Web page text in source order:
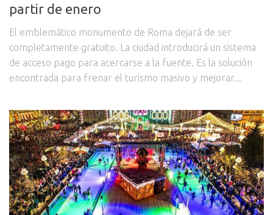
partir de enero
El emblemático monumento de Roma dejará de ser
completamente gratuito. La ciudad introducirá un sistema
de acceso pago para acercarse a la fuente. Es la solución
encontrada para frenar el turismo masivo y mejorar...